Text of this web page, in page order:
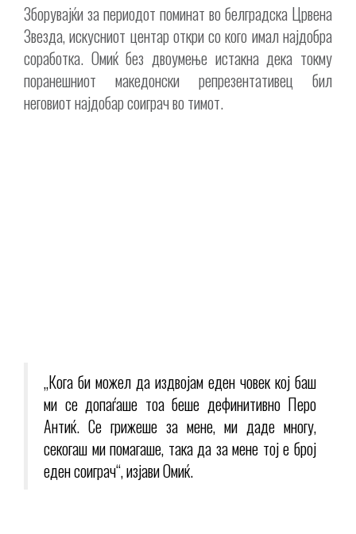
Зборувајќи за периодот поминат во белградска Црвена
Звезда, искусниот центар откри со кого имал најдобра
соработка. Омиќ без двоумење истакна дека токму
поранешниот македонски репрезентативец бил
неговиот најдобар соиграч во тимот.
„Кога би можел да издвојам еден човек кој баш
ми се допаѓаше тоа беше дефинитивно Перо
Антиќ. Се грижеше за мене, ми даде многу,
секогаш ми помагаше, така да за мене тој е број
еден соиграч“, изјави Омиќ.